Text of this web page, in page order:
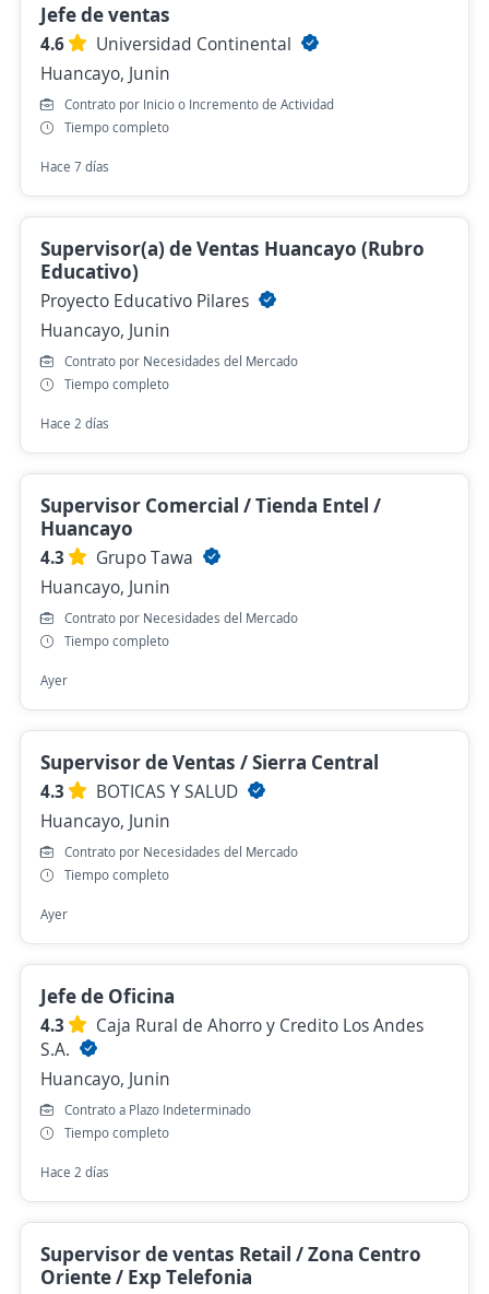
Jefe de ventas
4.6
Universidad Continental
Huancayo, Junin
Contrato por Inicio o Incremento de Actividad
Tiempo completo
Hace 7 días
Supervisor(a) de Ventas Huancayo (Rubro
Educativo)
Proyecto Educativo Pilares
Huancayo, Junin
Contrato por Necesidades del Mercado
Tiempo completo
Hace 2 días
Supervisor Comercial / Tienda Entel /
Huancayo
4.3
Grupo Tawa
Huancayo, Junin
Contrato por Necesidades del Mercado
Tiempo completo
Ayer
Supervisor de Ventas / Sierra Central
4.3
BOTICAS Y SALUD
Huancayo, Junin
Contrato por Necesidades del Mercado
Tiempo completo
Ayer
Jefe de Oficina
4.3
Caja Rural de Ahorro y Credito Los Andes
S.A.
Huancayo, Junin
Contrato a Plazo Indeterminado
Tiempo completo
Hace 2 días
Supervisor de ventas Retail / Zona Centro
Oriente / Exp Telefonia